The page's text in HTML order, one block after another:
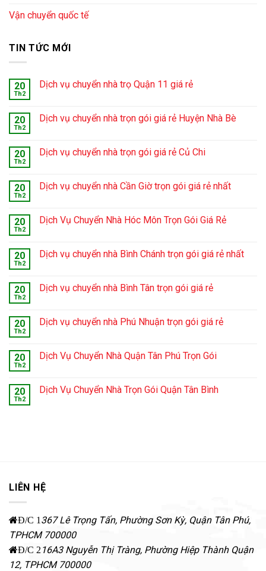
Vận chuyển quốc tế
TIN TỨC MỚI
20
Th2
Dịch vụ chuyển nhà trọ Quận 11 giá rẻ
20
Th2
Dịch vụ chuyển nhà trọn gói giá rẻ Huyện Nhà Bè
20
Th2
Dịch vụ chuyển nhà trọn gói giá rẻ Củ Chi
20
Th2
Dịch vụ chuyển nhà Cần Giờ trọn gói giá rẻ nhất
20
Th2
Dịch Vụ Chuyển Nhà Hóc Môn Trọn Gói Giá Rẻ
20
Th2
Dịch vụ chuyển nhà Bình Chánh trọn gói giá rẻ nhất
20
Th2
Dịch vụ chuyển nhà Bình Tân trọn gói giá rẻ
20
Th2
Dịch vụ chuyển nhà Phú Nhuận trọn gói giá rẻ
20
Th2
Dịch Vụ Chuyển Nhà Quận Tân Phú Trọn Gói
20
Th2
Dịch Vụ Chuyển Nhà Trọn Gói Quận Tân Bình
LIÊN HỆ
Đ/C 1 367 Lê Trọng Tấn, Phường Sơn Kỳ, Quận Tân Phú,
TPHCM 700000
Đ/C 2 16A3 Nguyễn Thị Tràng, Phường Hiệp Thành Quận
12, TPHCM 700000